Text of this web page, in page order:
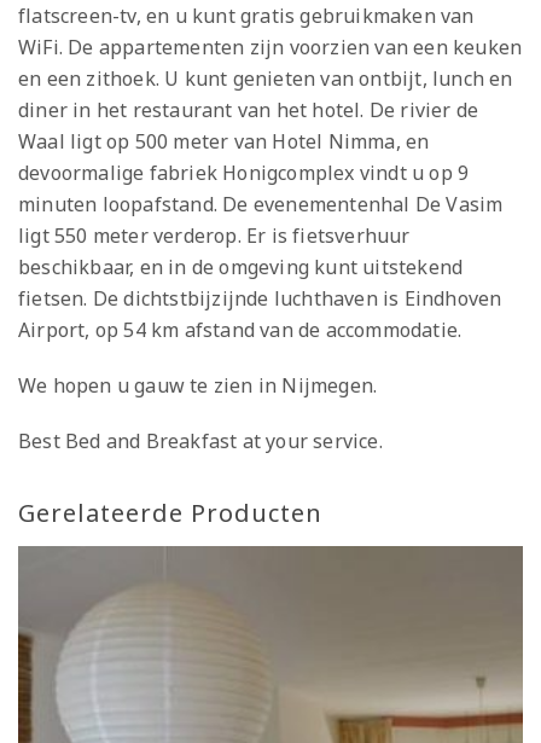
flatscreen-tv, en u kunt gratis gebruikmaken van
WiFi. De appartementen zijn voorzien van een keuken
en een zithoek. U kunt genieten van ontbijt, lunch en
diner in het restaurant van het hotel. De rivier de
Waal ligt op 500 meter van Hotel Nimma, en
devoormalige fabriek Honigcomplex vindt u op 9
minuten loopafstand. De evenementenhal De Vasim
ligt 550 meter verderop. Er is fietsverhuur
beschikbaar, en in de omgeving kunt uitstekend
fietsen. De dichtstbijzijnde luchthaven is Eindhoven
Airport, op 54 km afstand van de accommodatie.
We hopen u gauw te zien in Nijmegen.
Best Bed and Breakfast at your service.
Gerelateerde Producten